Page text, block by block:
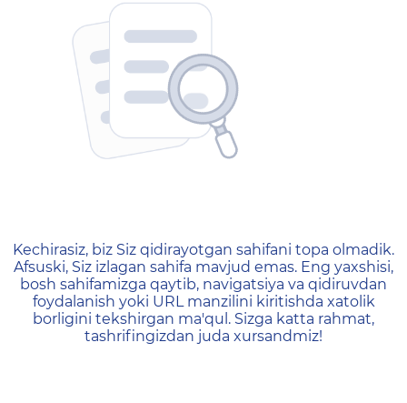
404 — Страница не
Kechirasiz, biz Siz qidirayotgan sahifani topa olmadik.
Afsuski, Siz izlagan sahifa mavjud emas. Eng yaxshisi,
bosh sahifamizga qaytib, navigatsiya va qidiruvdan
foydalanish yoki URL manzilini kiritishda xatolik
borligini tekshirgan ma'qul. Sizga katta rahmat,
tashrifingizdan juda xursandmiz!